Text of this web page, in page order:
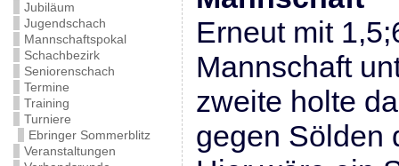
Jubiläum
Jugendschach
Mannschaftspokal
Schachbezirk
Seniorenschach
Termine
Training
Turniere
Ebringer Sommerblitz
Veranstaltungen
Erneut mit
Mannschaft
zweite holte
gegen Sölden